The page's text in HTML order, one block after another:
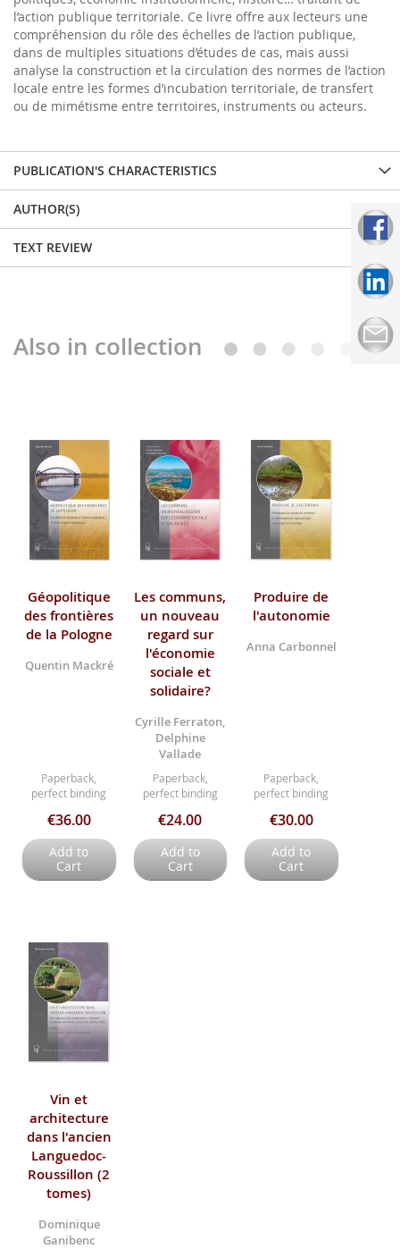
l’action publique territoriale. Ce livre offre aux lecteurs une
compréhension du rôle des échelles de l’action publique,
dans de multiples situations d’études de cas, mais aussi
analyse la construction et la circulation des normes de l’action
locale entre les formes d’incubation territoriale, de transfert
ou de mimétisme entre territoires, instruments ou acteurs.
PUBLICATION'S CHARACTERISTICS
AUTHOR(S)
TEXT REVIEW
Also in collection
Géopolitique
des frontières
de la Pologne
Quentin Mackré
Paperback,
perfect binding
€36.00
Add to
Cart
Les communs,
un nouveau
regard sur
l'économie
sociale et
solidaire?
Cyrille Ferraton,
Delphine
Vallade
Paperback,
perfect binding
€24.00
Add to
Cart
Produire de
l'autonomie
Anna Carbonnel
Paperback,
perfect binding
€30.00
Add to
Cart
Vin et
architecture
dans l'ancien
Languedoc-
Roussillon (2
tomes)
Dominique
Ganibenc